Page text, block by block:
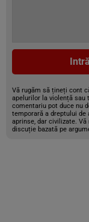
Vă rugăm să țineți cont
apelurilor la violență sau
comentariu pot duce nu
temporară a dreptului de
aprinse, dar civilizate.
discuție bazată pe